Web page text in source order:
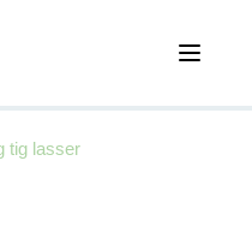
Open
tig lasser